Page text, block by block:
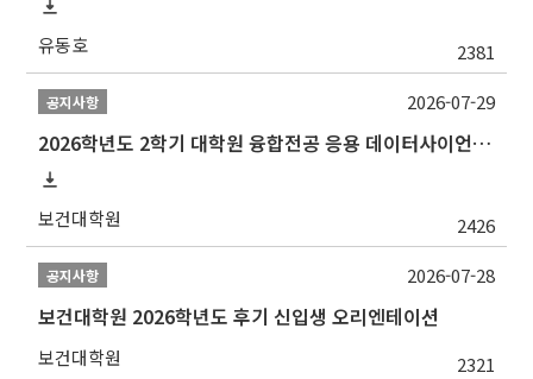
유동호 2381
공지사항
2026학년도 2학기 대학원 융합전공 응용 데이터사이언스 선발 계획 알림
보건대학원 2426
2026-07-29
공지사항
보건대학원 2026학년도 후기 신입생 오리엔테이션
보건대학원 2321
2026-07-28